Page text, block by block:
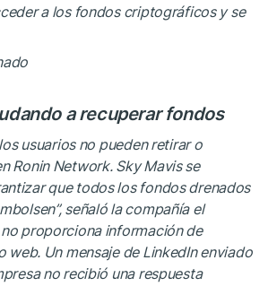
a los fondos criptográficos y se
a recuperar fondos
usuarios no pueden retirar o
Ronin Network. Sky Mavis se
que todos los fondos drenados
señaló la compañía el
proporciona información de
web. Un mensaje de LinkedIn enviado
no recibió una respuesta